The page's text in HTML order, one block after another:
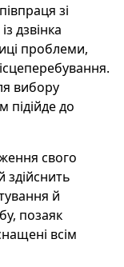
зі
дзвінка
проблеми,
вибору
до
свого
здійснить
й
позаяк
всім